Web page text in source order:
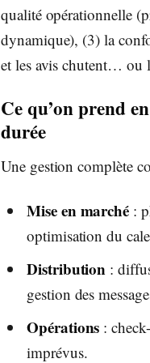
qualité opérationnelle
dynamique), (3) la
et les avis chutent… ou
Ce qu’on prend
durée
Une gestion complète
Mise en marché :
optimisation du
Distribution :
gestion des
Opérations :
imprévus.